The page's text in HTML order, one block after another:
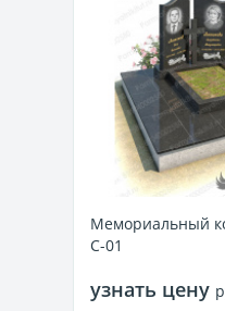
Мемориальный
С-01
узнать цену